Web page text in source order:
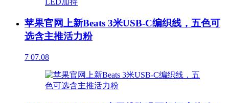
苹果官网上新Beats 3米USB-C编织线，五色可
选含主推活力粉
7 07.08